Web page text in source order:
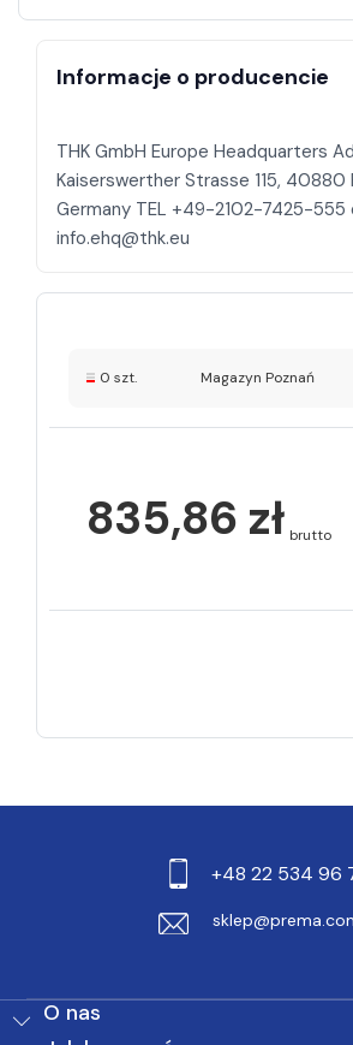
Informacje o producencie
THK GmbH Europe Headquarters
Kaiserswerther Strasse 115, 40880
Germany TEL +49-2102-7425-555
0 szt. Magazyn Poznań
835,86 zł brutto
+48 22 534 96
O nas